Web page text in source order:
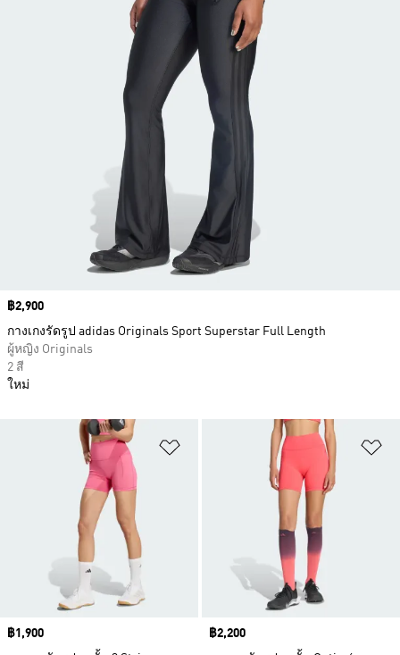
เพิ่มไปยังรายการสินค้าโปรด
Price
฿1,900
Price
฿2,200
Price
฿2,900
กางเกงรัดรูป adidas Originals Sport Superstar Full Length
ผู้หญิง Originals
2 สี
ใหม่